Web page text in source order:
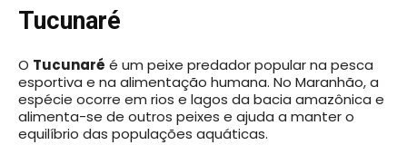
Tucunaré
O Tucunaré é um peixe predador popular na pesca
esportiva e na alimentação humana. No Maranhão, a
espécie ocorre em rios e lagos da bacia amazônica e
alimenta-se de outros peixes e ajuda a manter o
equilíbrio das populações aquáticas.